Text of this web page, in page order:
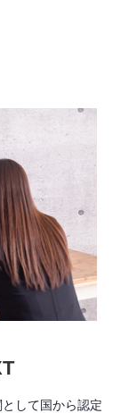
して国から認定